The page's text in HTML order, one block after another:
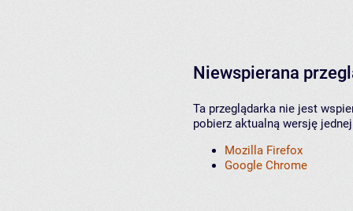
Niewspierana
Ta przeglądarka nie jest
pobierz aktualną wersję
Mozilla Firefox
Google Chrome